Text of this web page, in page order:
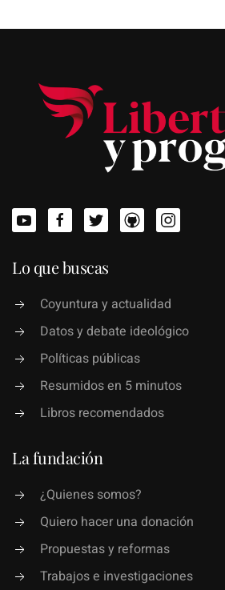
Lo que buscas
Coyuntura y actualidad
Datos y debate ideológico
Políticas públicas
Resumidos en 5 minutos
Libros recomendados
La fundación
¿Quienes somos?
Quiero hacer una donación
Propuestas y reformas
Trabajos e investigaciones